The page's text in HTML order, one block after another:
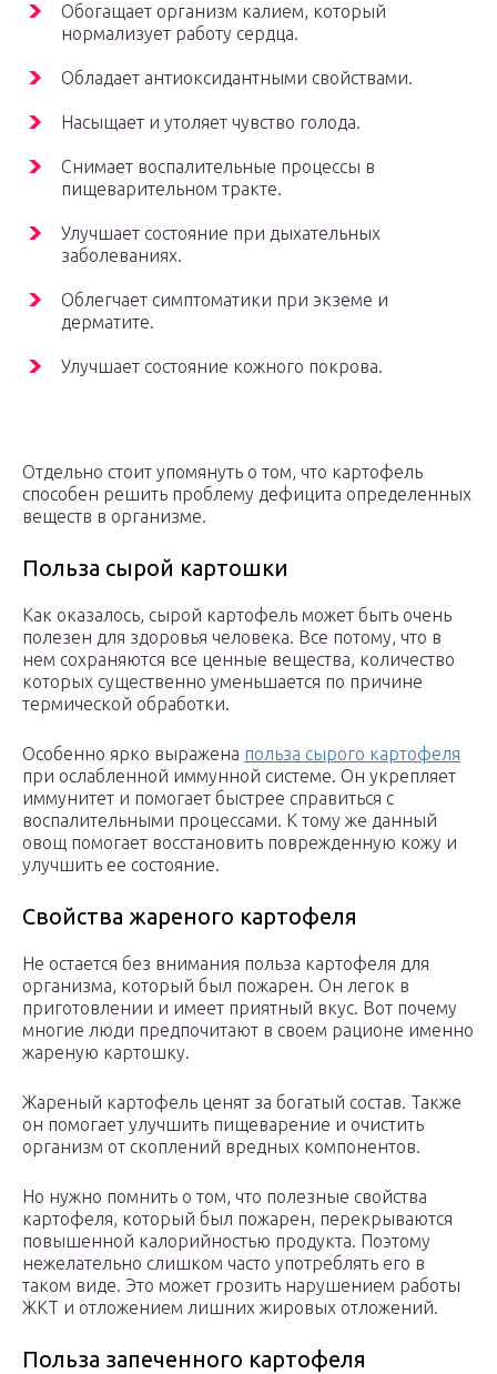
Обогащает организм калием, который
нормализует работу сердца.
Обладает антиоксидантными свойствами.
Насыщает и утоляет чувство голода.
Снимает воспалительные процессы в
пищеварительном тракте.
Улучшает состояние при дыхательных
заболеваниях.
Облегчает симптоматики при экземе и
дерматите.
Улучшает состояние кожного покрова.
Отдельно стоит упомянуть о том, что картофель
способен решить проблему дефицита определенных
веществ в организме.
Польза сырой картошки
Как оказалось, сырой картофель может быть очень
полезен для здоровья человека. Все потому, что в
нем сохраняются все ценные вещества, количество
которых существенно уменьшается по причине
термической обработки.
Особенно ярко выражена польза сырого картофеля
при ослабленной иммунной системе. Он укрепляет
иммунитет и помогает быстрее справиться с
воспалительными процессами. К тому же данный
овощ помогает восстановить поврежденную кожу и
улучшить ее состояние.
Свойства жареного картофеля
Не остается без внимания польза картофеля для
организма, который был пожарен. Он легок в
приготовлении и имеет приятный вкус. Вот почему
многие люди предпочитают в своем рационе именно
жареную картошку.
Жареный картофель ценят за богатый состав. Также
он помогает улучшить пищеварение и очистить
организм от скоплений вредных компонентов.
Но нужно помнить о том, что полезные свойства
картофеля, который был пожарен, перекрываются
повышенной калорийностью продукта. Поэтому
нежелательно слишком часто употреблять его в
таком виде. Это может грозить нарушением работы
ЖКТ и отложением лишних жировых отложений.
Польза запеченного картофеля